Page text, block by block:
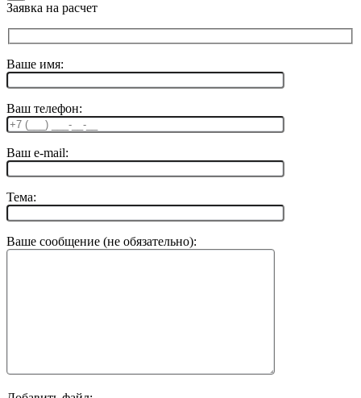
Заявка на расчет
Ваше имя:
Ваш телефон:
Ваш e-mail:
Тема:
Ваше сообщение (не обязательно):